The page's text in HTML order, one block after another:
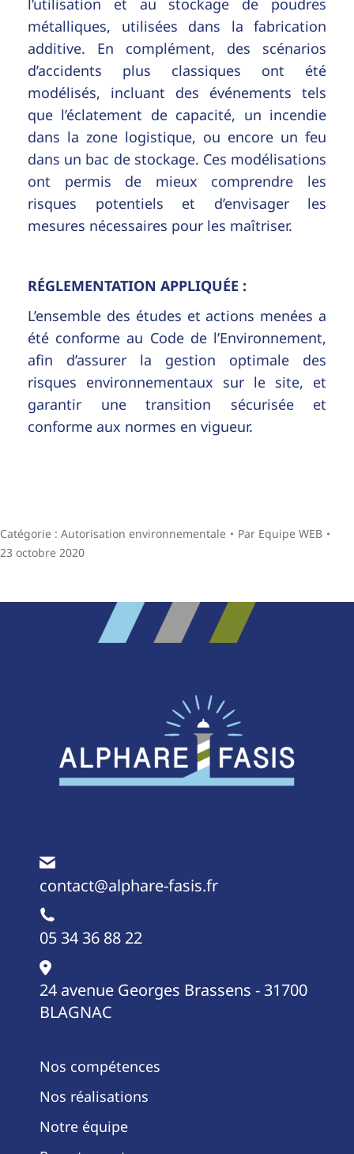
l’utilisation et au stockage de poudres
métalliques, utilisées dans la fabrication
additive. En complément, des scénarios
d’accidents plus classiques ont été
modélisés, incluant des événements tels
que l’éclatement de capacité, un incendie
dans la zone logistique, ou encore un feu
dans un bac de stockage. Ces modélisations
ont permis de mieux comprendre les
risques potentiels et d’envisager les
mesures nécessaires pour les maîtriser.
RÉGLEMENTATION APPLIQUÉE :
L’ensemble des études et actions menées a
été conforme au Code de l’Environnement,
afin d’assurer la gestion optimale des
risques environnementaux sur le site, et
garantir une transition sécurisée et
conforme aux normes en vigueur.
Catégorie : Autorisation environnementale Par Equipe WEB
23 octobre 2020
Navigation
contact@alphare-fasis.fr
05 34 36 88 22
24 avenue Georges Brassens - 31700
BLAGNAC
Nos compétences
Nos réalisations
Notre équipe